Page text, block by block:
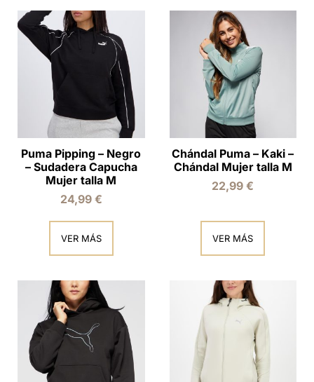
Puma Pipping – Negro
– Sudadera Capucha
Mujer talla M
24,99 €
VER MÁS
Chándal Puma – Kaki –
Chándal Mujer talla M
22,99€
VER MÁS